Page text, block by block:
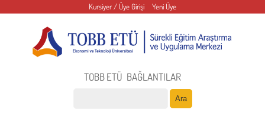
Kursiyer / Üye Girişi Yeni Üye
TOBB ETÜ BAĞLANTILAR